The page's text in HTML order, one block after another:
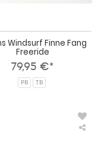
Windsurf Finne Fang
Freeride
79,95 €*
PB TB